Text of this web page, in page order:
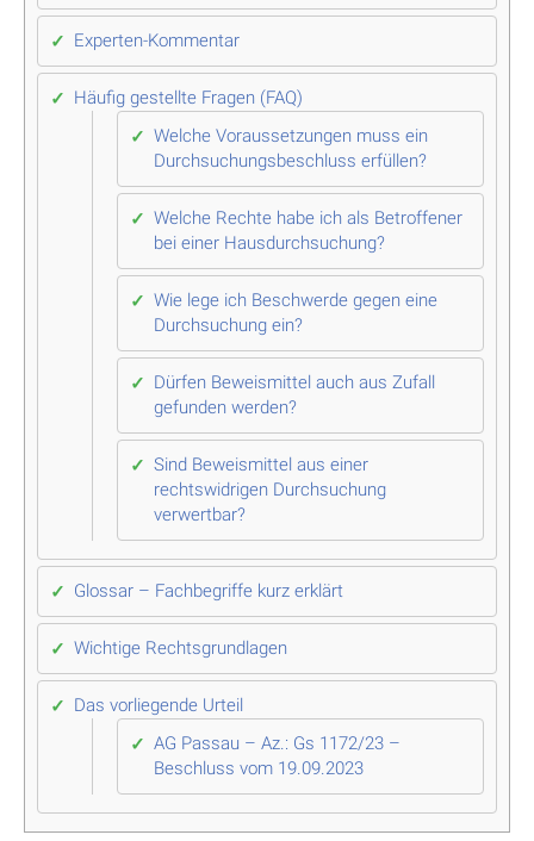
Experten-Kommentar
Häufig gestellte Fragen (FAQ)
Welche Voraussetzungen muss ein
Durchsuchungsbeschluss erfüllen?
Welche Rechte habe ich als Betroffener
bei einer Hausdurchsuchung?
Wie lege ich Beschwerde gegen eine
Durchsuchung ein?
Dürfen Beweismittel auch aus Zufall
gefunden werden?
Sind Beweismittel aus einer
rechtswidrigen Durchsuchung
verwertbar?
Glossar – Fachbegriffe kurz erklärt
Wichtige Rechtsgrundlagen
Das vorliegende Urteil
AG Passau – Az.: Gs 1172/23 –
Beschluss vom 19.09.2023